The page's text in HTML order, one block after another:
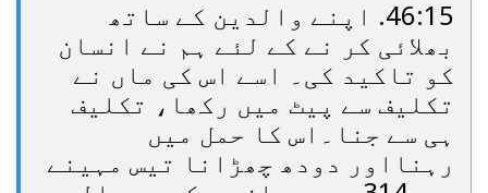
46:15. اپنے والدین کے ساتھ
بھلائی کر نے کے لئے ہم نے انسان
کو تاکید کی۔ اسے اس کی ماں نے
تکلیف سے پیٹ میں رکھا، تکلیف
ہی سے جنا۔اس کا حمل میں
رہنااور دودھ چھڑانا تیس مہینے